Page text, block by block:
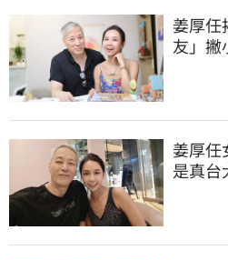
姜厚任
友」撇
姜厚任
是真台